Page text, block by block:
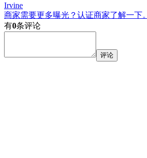
Irvine
商家需要更多曝光？认证商家了解一下。
有0条评论
评论